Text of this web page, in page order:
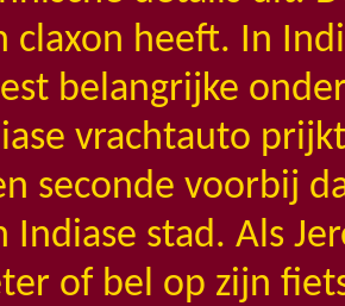
claxon heeft. In
belangrijke
vrachtauto
seconde voorbij
Indiase stad. Als
of bel op zijn